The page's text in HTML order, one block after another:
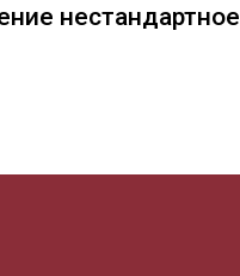
нестандартное